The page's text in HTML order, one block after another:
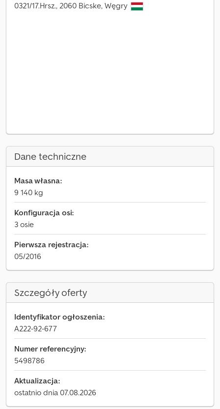
0321/17.Hrsz., 2060 Bicske, Węgry
Dane techniczne
Masa własna:
9 140 kg
Konfiguracja osi:
3 osie
Pierwsza rejestracja:
05/2016
Szczegóły oferty
Identyfikator ogłoszenia:
A222-92-677
Numer referencyjny:
5498786
Aktualizacja:
ostatnio dnia 07.08.2026